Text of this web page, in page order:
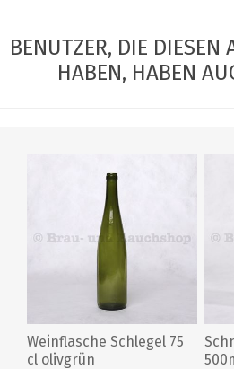
BENUTZER, DIE DIESEN
HABEN, HABEN
Weinflasche Schlegel 75
cl olivgrün